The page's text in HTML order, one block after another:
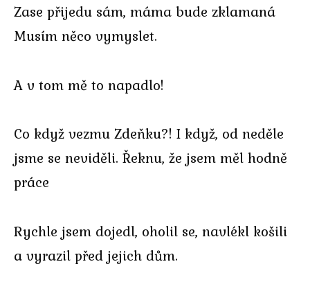
Zase přijedu sám, máma bude zklamaná
Musím něco vymyslet.
A v tom mě to napadlo!
Co když vezmu Zdeňku?! I když, od neděle
jsme se neviděli. Řeknu, že jsem měl hodně
práce
Rychle jsem dojedl, oholil se, navlékl košili
a vyrazil před jejich dům.